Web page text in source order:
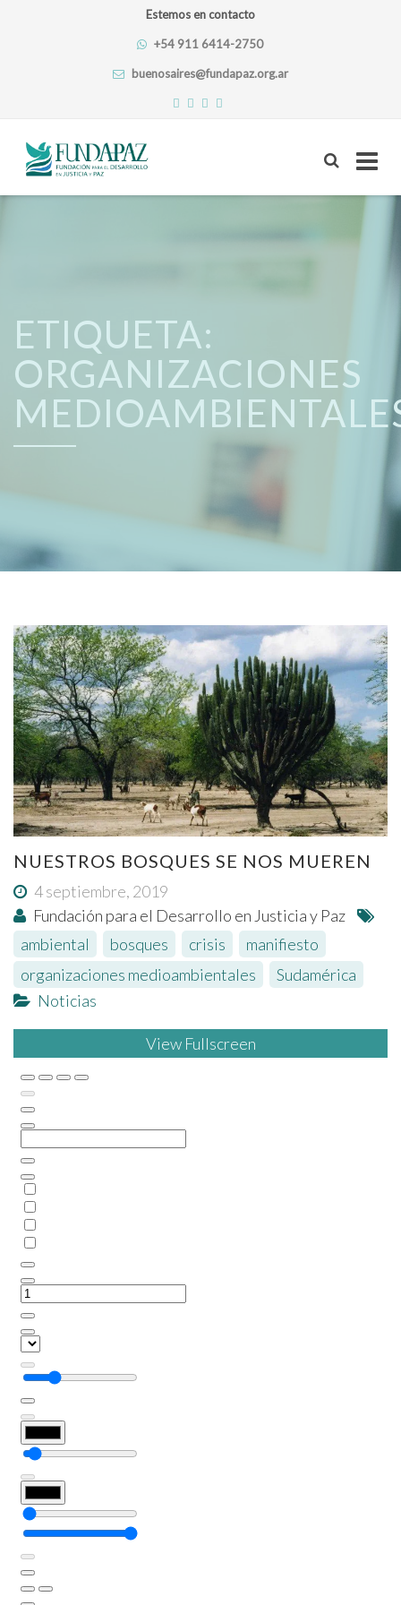
Estemos en contacto
+54 911 6414-2750
buenosaires@fundapaz.org.ar
Skip
ETIQUETA:
ORGANIZACIONES
NUESTROS BOSQUES SE NOS MUEREN
4 septiembre, 2019
Fundación para el Desarrollo en Justicia y Paz
ambiental
bosques crisis manifiesto
organizaciones medioambientales
Sudamérica
Noticias
View Fullscreen
al
contenido
del
PDF